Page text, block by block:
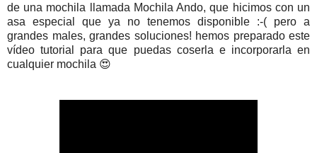
de una mochila llamada Mochila Ando, que hicimos con un
asa especial que ya no tenemos disponible :-( pero a
grandes males, grandes soluciones! hemos preparado este
vídeo tutorial para que puedas coserla e incorporarla en
cualquier mochila 😍